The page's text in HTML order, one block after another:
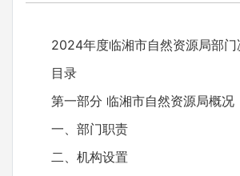
2024年度临湘市自然资源局部门
目录
第一部分 临湘市自然资源局概况
一、部门职责
二、机构设置